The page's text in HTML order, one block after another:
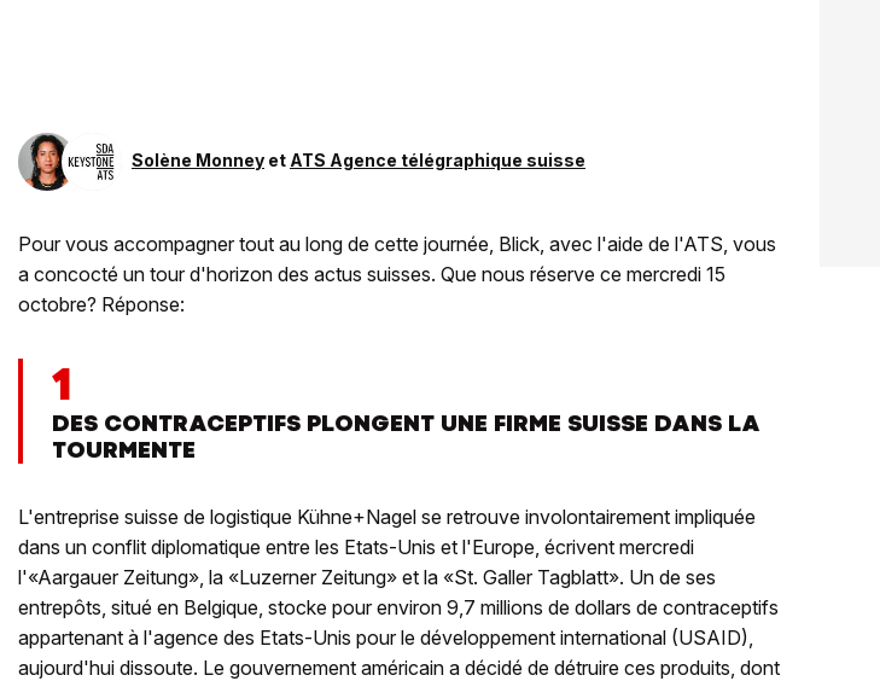
Solène Monney et ATS Agence télégraphique suisse
Pour vous accompagner tout au long de cette journée, Blick, avec l'aide de l'ATS, vous
a concocté un tour d'horizon des actus suisses. Que nous réserve ce mercredi 15
octobre? Réponse:
1
DES CONTRACEPTIFS PLONGENT UNE FIRME SUISSE DANS LA
TOURMENTE
L'entreprise suisse de logistique Kühne+Nagel se retrouve involontairement impliquée
dans un conflit diplomatique entre les Etats-Unis et l'Europe, écrivent mercredi
l'«Aargauer Zeitung», la «Luzerner Zeitung» et la «St. Galler Tagblatt». Un de ses
entrepôts, situé en Belgique, stocke pour environ 9,7 millions de dollars de contraceptifs
appartenant à l'agence des Etats-Unis pour le développement international (USAID),
aujourd'hui dissoute. Le gouvernement américain a décidé de détruire ces produits, dont